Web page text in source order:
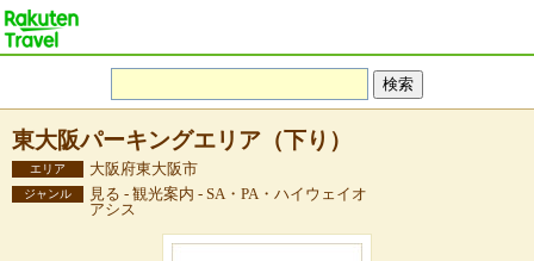
東大阪パーキングエリア（下り）
エリア 大阪府東大阪市
ジャンル
見る - 観光案内 - SA・PA・ハイウェイオ
アシス